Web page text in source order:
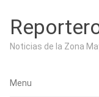
Noticias de la Zona
Menu
Menu